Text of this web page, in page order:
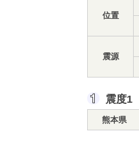
位置
震源
震度1
熊本県